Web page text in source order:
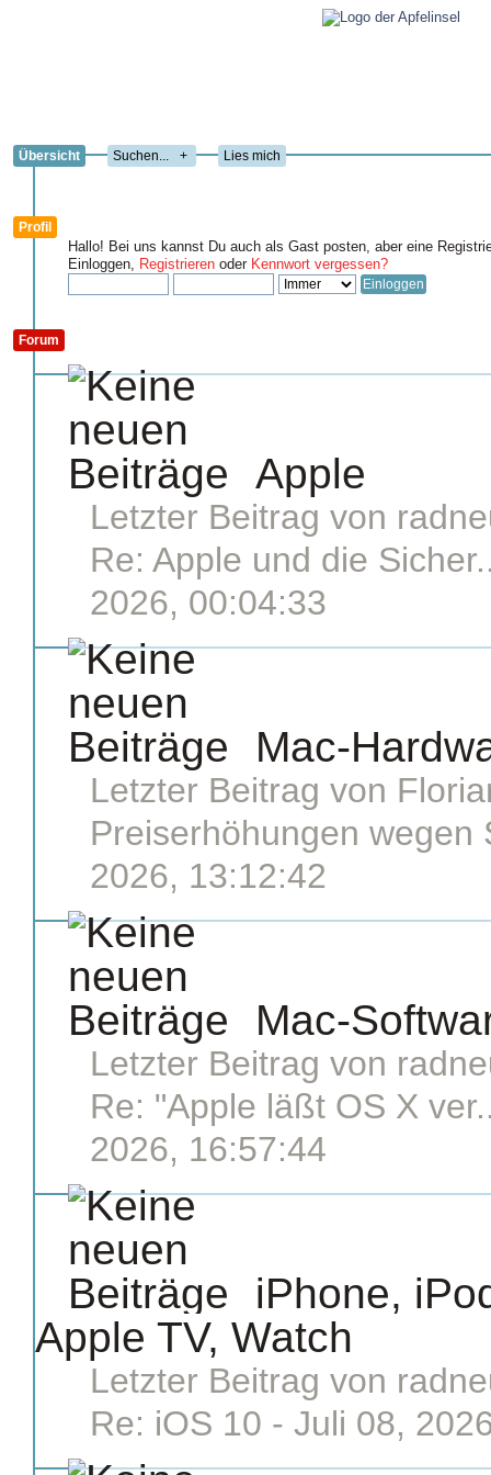
Übersicht + Lies mich
Profil
Hallo! Bei uns kannst Du auch als Gast posten, aber eine
Einloggen, Registrieren oder Kennwort vergessen?
Forum
Apple
Letzter Beitrag von
Re: Apple und die
2026, 00:04:33
Mac-
Letzter Beitrag von
Preiserhöhungen wegen
2026, 13:12:42
Mac-
Letzter Beitrag von
Re: "Apple läßt OS X
2026, 16:57:44
iPhone,
Apple TV, Watch
Letzter Beitrag von
Re: iOS 10 - Juli 08,